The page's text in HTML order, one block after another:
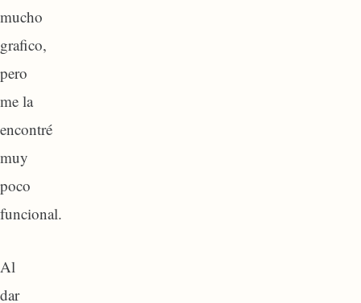
mucho
grafico,
pero
me la
encontré
muy
poco
funcional.
Al
dar